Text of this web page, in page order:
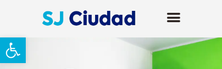
Abrir barra de herramientas